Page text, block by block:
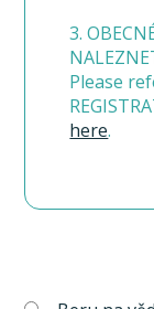
3.
Please
here.